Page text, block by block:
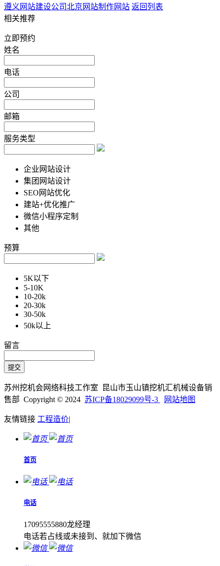
遵义网站建设公司北京网站制作网站 返回列表
相关推荐
立即预约
姓名
电话
公司
邮箱
服务类型
企业网站设计
集团网站设计
SEO网站优化
建站+优化推广
微信小程序定制
其他
预算
5K以下
5-10K
10-20k
20-30k
30-50k
50k以上
留言
苏州挖机会网络科技工作室 昆山市玉山镇挖机汇机械设备销
售部 Copyright © 2024 苏ICP备18029099号-3 网站地图
友情链接 工程造价|
首页
电话
17095555880龙经理
电话若占线或未接到、就加下微信